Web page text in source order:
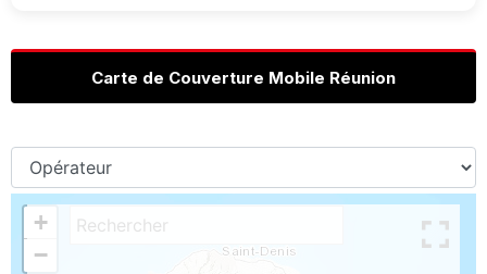
Carte de Couverture Mobile Réunion